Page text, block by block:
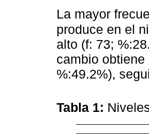
La mayor
produce en el
alto (f: 73;
cambio
%:49.2%),
Tabla 1: